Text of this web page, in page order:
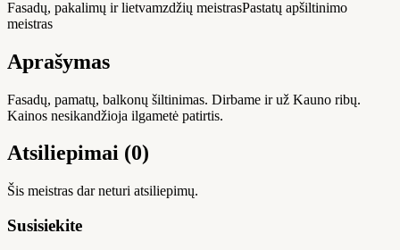
Fasadų, pakalimų ir lietvamzdžių meistrasPastatų apšiltinimo
meistras
Aprašymas
Fasadų, pamatų, balkonų šiltinimas. Dirbame ir už Kauno ribų.
Kainos nesikandžioja ilgametė patirtis.
Atsiliepimai (0)
Šis meistras dar neturi atsiliepimų.
Susisiekite